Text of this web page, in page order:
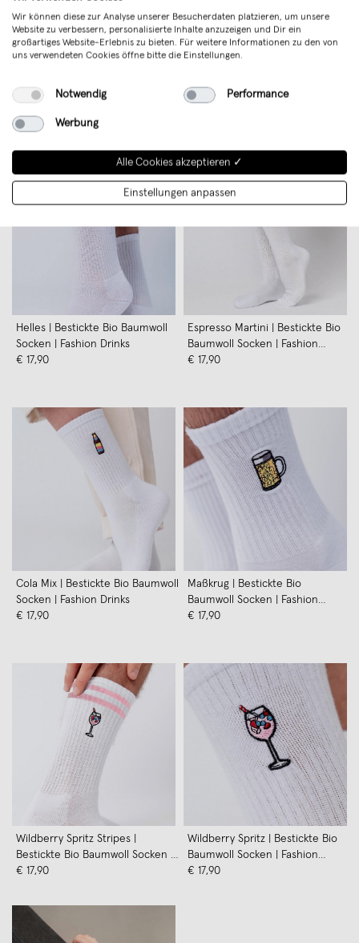
Siebträger & Tamper | Bestickte
Bio Baumwoll Socken | Fashion
Drinks
€ 17,90 Trend
Siebträger | Bestickte Bio
Baumwoll Socken | Fashion
Helles | Bestickte Bio Baumwoll
Socken | Fashion Drinks
€ 17,90
Espresso Martini | Bestickte Bio
Baumwoll Socken | Fashion
Drinks
€ 17,90
Cola Mix | Bestickte Bio Baumwoll
Socken | Fashion Drinks
€ 17,90
Maßkrug | Bestickte Bio
Baumwoll Socken | Fashion
Drinks
€ 17,90
Wildberry Spritz Stripes |
Bestickte Bio Baumwoll Socken |
Fashion Drinks
€ 17,90
Wildberry Spritz | Bestickte Bio
Baumwoll Socken | Fashion
Drinks
€ 17,90
Wir können diese zur Analyse unserer Besucherdaten platzieren, um unsere
Website zu verbessern, personalisierte Inhalte anzuzeigen und Dir ein
großartiges Website-Erlebnis zu bieten. Für weitere Informationen zu den von
uns verwendeten Cookies öffne bitte die Einstellungen.
Notwendig Performance
Werbung
Alle Cookies akzeptieren ✓
Einstellungen anpassen